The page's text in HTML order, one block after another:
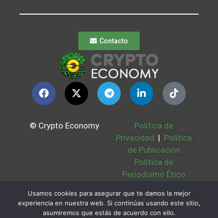
Contacto
© Crypto Economy
Política de
Privacidad | Política
de Publicación
Política de
Periodismo Ético
Bases Legales |
Partners | Sobre
Usamos cookies para asegurar que te damos la mejor
experiencia en nuestra web. Si continúas usando este sitio,
asumiremos que estás de acuerdo con ello.